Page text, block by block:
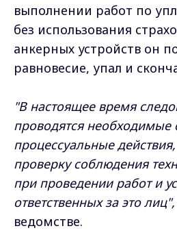
выполнении работ по
без использования
анкерных устройств он
равновесие, упал и
"В настоящее время
проводятся необходимые
процессуальные
проверку соблюдения
при проведении работ и
ответственных за это лиц",
ведомстве.